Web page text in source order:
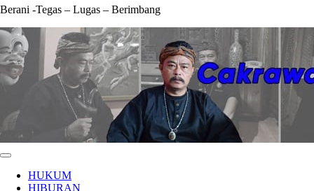
Berani -Tegas – Lugas – Berimbang
HUKUM
HIBURAN